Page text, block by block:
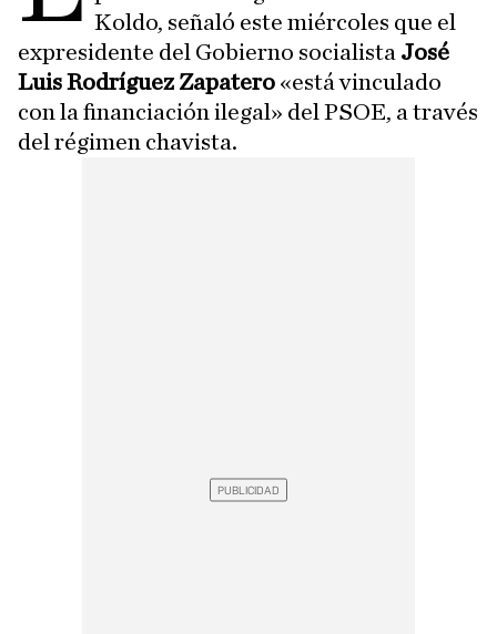
Koldo, señaló este miércoles que el
expresidente del Gobierno socialista José
Luis Rodríguez Zapatero «está vinculado
con la financiación ilegal» del PSOE, a través
del régimen chavista.